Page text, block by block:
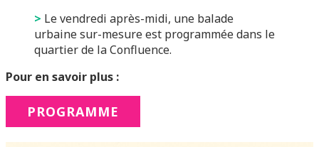
> Le vendredi après-midi, une balade
urbainesur-mesure est programmée dans le
quartier de la Confluence.
Pour en savoir plus :
PROGRAMME